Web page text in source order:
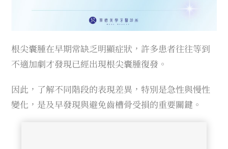
根尖囊腫在早期常缺乏明顯症狀，許多患者往往等到
不適加劇才發現已經出現根尖囊腫復發。
因此，了解不同階段的表現差異，特別是急性與慢性
變化，是及早發現與避免齒槽骨受損的重要關鍵。